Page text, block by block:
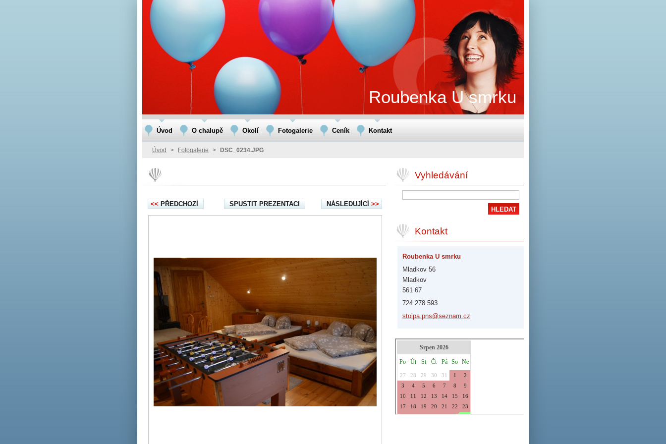
Roubenka U smrku
Úvod > Fotogalerie > DSC_0234.JPG
<< PŘEDCHOZÍ SPUSTIT PREZENTACI NÁSLEDUJÍCÍ >>
Vyhledávání
Kontakt
Roubenka U smrku
Mladkov 56
Mladkov
561 67
724 278 593
stolpa.pns@seznam.cz
Úvod O chalupě Okolí Fotogalerie Ceník Kontakt